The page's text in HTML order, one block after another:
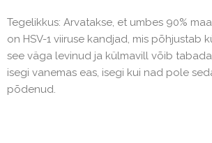
Tegelikkus: Arvatakse, et umbes 90%
on HSV-1 viiruse kandjad, mis põhjustab
see väga levinud ja külmavill võib
isegi vanemas eas, isegi kui nad pole
põdenud.